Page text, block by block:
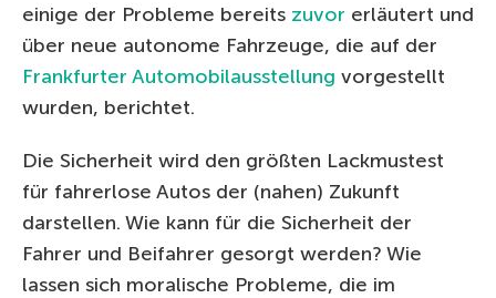
einige der Probleme bereits zuvor erläutert und
über neue autonome Fahrzeuge, die auf der
Frankfurter Automobilausstellung vorgestellt
wurden, berichtet.
Die Sicherheit wird den größten Lackmustest
für fahrerlose Autos der (nahen) Zukunft
darstellen. Wie kann für die Sicherheit der
Fahrer und Beifahrer gesorgt werden? Wie
lassen sich moralische Probleme, die im